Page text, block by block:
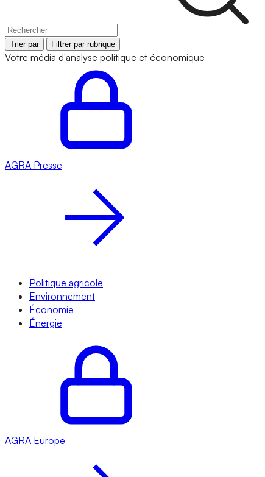
Trier par Filtrer par rubrique
Votre média d'analyse politique et économique
AGRA Presse
Politique agricole
Environnement
Économie
Énergie
AGRA Europe